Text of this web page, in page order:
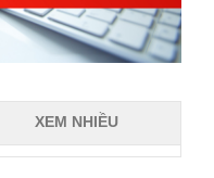
XEM NHIỀU